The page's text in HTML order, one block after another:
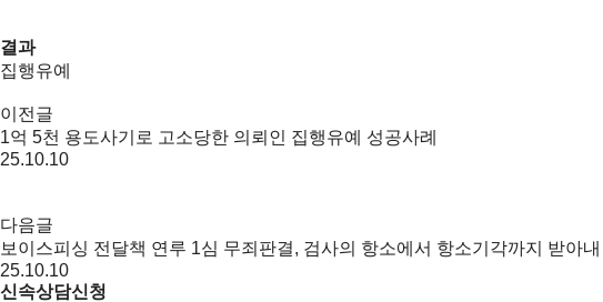
결과
집행유예
이전글
1억 5천 용도사기로 고소당한 의뢰인 집행유예 성공사례
25.10.10
다음글
보이스피싱 전달책 연루 1심 무죄판결, 검사의 항소에서 항소기각까지 받아
25.10.10
신속상담신청